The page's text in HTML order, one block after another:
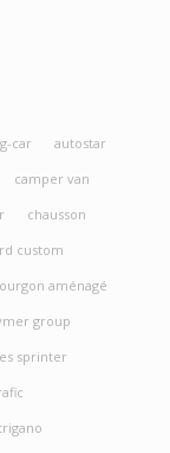
car
autostar
camper van
chausson
custom
aménagé
group
sprinter